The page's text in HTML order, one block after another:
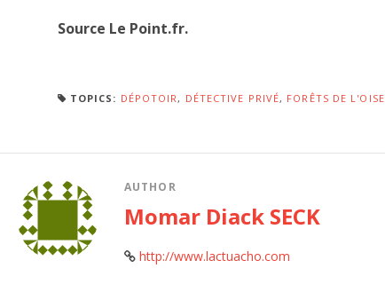
Source Le Point.fr.
TOPICS: DÉPOTOIR , DÉTECTIVE PRIVÉ, FORÊTS DE L'OISE
AUTHOR
Momar Diack SECK
http://www.lactuacho.com